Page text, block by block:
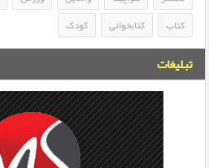
کتاب
کتابخوانی کودک
تبلیغات